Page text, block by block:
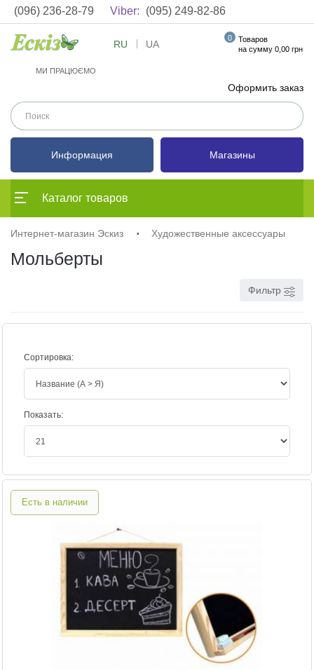
(096) 236-28-79 Viber: (095) 249-82-86
МИ ПРАЦЮЄМО
Оформить заказ
RU UA Товаров
0
на сумму 0,00 грн
Информация Магазины
Каталог товаров
Интернет-магазин Эскиз Художественные аксессуары
Мольберты
Фильтр
Сортировка:
Показать:
Есть в наличии